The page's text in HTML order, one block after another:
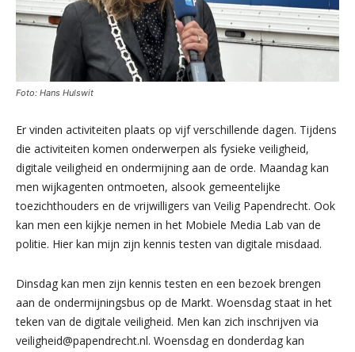
Foto: Hans Hulswit
Er vinden activiteiten plaats op vijf verschillende dagen. Tijdens
die activiteiten komen onderwerpen als fysieke veiligheid,
digitale veiligheid en ondermijning aan de orde. Maandag kan
men wijkagenten ontmoeten, alsook gemeentelijke
toezichthouders en de vrijwilligers van Veilig Papendrecht. Ook
kan men een kijkje nemen in het Mobiele Media Lab van de
politie. Hier kan mijn zijn kennis testen van digitale misdaad.
Dinsdag kan men zijn kennis testen en een bezoek brengen
aan de ondermijningsbus op de Markt. Woensdag staat in het
teken van de digitale veiligheid. Men kan zich inschrijven via
veiligheid@papendrecht.nl. Woensdag en donderdag kan